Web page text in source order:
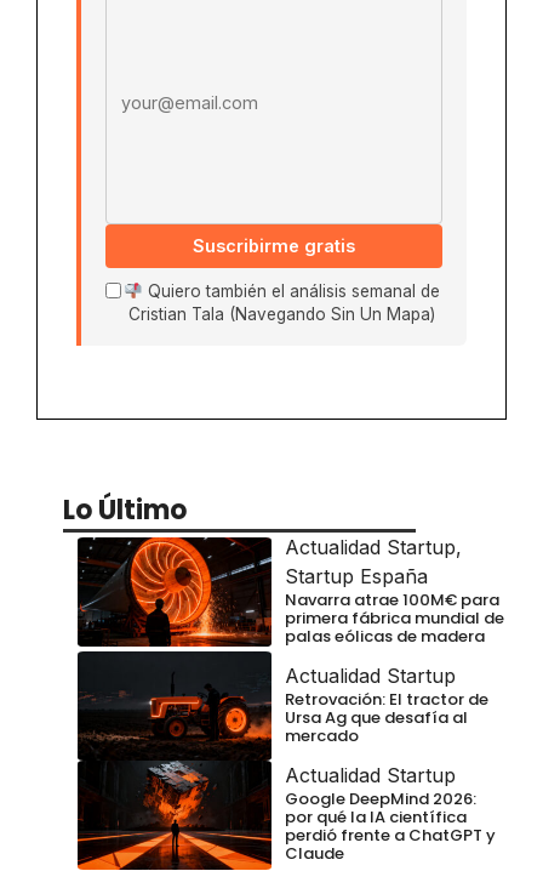
Suscribirme gratis
Quiero también el análisis semanal de
Cristian Tala (Navegando Sin Un Mapa)
Lo Último
Actualidad Startup,
Startup España
Navarra atrae 100M€ para
primera fábrica mundial de
palas eólicas de madera
Actualidad Startup
Retrovación: El tractor de
Ursa Ag que desafía al
mercado
Actualidad Startup
Google DeepMind 2026:
por qué la IA científica
perdió frente a ChatGPT y
Claude